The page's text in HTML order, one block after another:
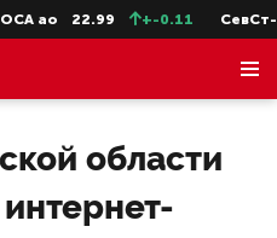
ао 22.99 +-0.11 СевСт-ао
области